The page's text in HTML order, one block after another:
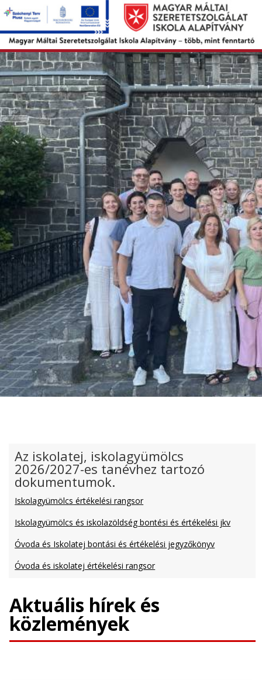
Az iskolatej, iskolagyümölcs
2026/2027-es tanévhez tartozó
dokumentumok.
Iskolagyümölcs értékelési rangsor
Iskolagyümölcs és iskolazöldség bontési és értékelési jkv
Óvoda és Iskolatej bontási és értékelési jegyzőkönyv
Óvoda és iskolatej értékelési rangsor
Aktuális hírek és
közlemények